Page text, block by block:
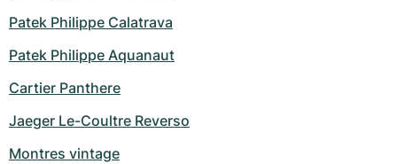
Patek Philippe Calatrava
Patek Philippe Aquanaut
Cartier Panthere
Jaeger Le-Coultre Reverso
Montres vintage